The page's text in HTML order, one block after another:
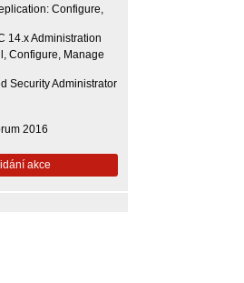
Configure,
14.x Administration
Configure, Manage
Security Administrator
2016
akce